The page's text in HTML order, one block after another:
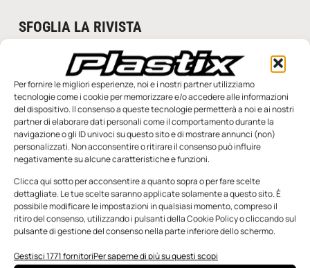
Per fornire le migliori esperienze, noi e i nostri partner utilizziamo
tecnologie come i cookie per memorizzare e/o accedere alle informazioni
del dispositivo. Il consenso a queste tecnologie permetterà a noi e ai nostri
partner di elaborare dati personali come il comportamento durante la
navigazione o gli ID univoci su questo sito e di mostrare annunci (non)
personalizzati. Non acconsentire o ritirare il consenso può influire
negativamente su alcune caratteristiche e funzioni.
Clicca qui sotto per acconsentire a quanto sopra o per fare scelte
dettagliate. Le tue scelte saranno applicate solamente a questo sito. È
possibile modificare le impostazioni in qualsiasi momento, compreso il
ritiro del consenso, utilizzando i pulsanti della Cookie Policy o cliccando sul
pulsante di gestione del consenso nella parte inferiore dello schermo.
Gestisci 1771 fornitoriPer saperne di più su questi scopi
SFOGLIA LA RIVISTA
n.5 - Giugno 2026 n.4 - Maggio 2026
Edicola Web
Notizie da Meccanicanews
I nanonastri di grafene come potenziali sensori per i